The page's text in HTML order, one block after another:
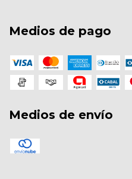
Medios de pago
Medios de envío